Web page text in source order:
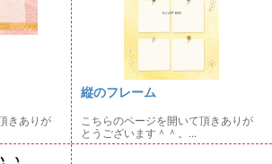
きありが
縦のフレーム
こちらのページを開いて頂きありが
とうございます＾＾。...